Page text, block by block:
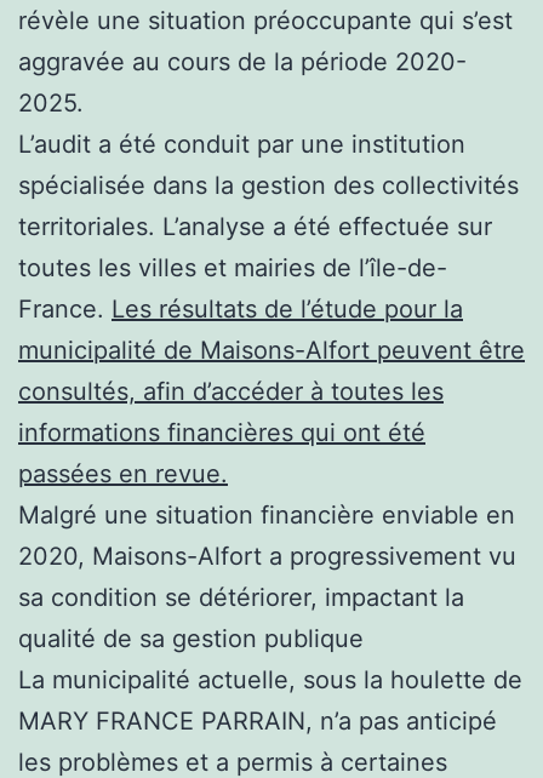
révèle une situation préoccupante qui s’est
aggravée au cours de la période 2020-
2025.
L’audit a été conduit par une institution
spécialisée dans la gestion des collectivités
territoriales. L’analyse a été effectuée sur
toutes les villes et mairies de l’île-de-
France. Les résultats de l’étude pour la
municipalité de Maisons-Alfort peuvent être
consultés, afin d’accéder à toutes les
informations financières qui ont été
passées en revue.
Malgré une situation financière enviable en
2020, Maisons-Alfort a progressivement vu
sa condition se détériorer, impactant la
qualité de sa gestion publique
La municipalité actuelle, sous la houlette de
MARY FRANCE PARRAIN, n’a pas anticipé
les problèmes et a permis à certaines